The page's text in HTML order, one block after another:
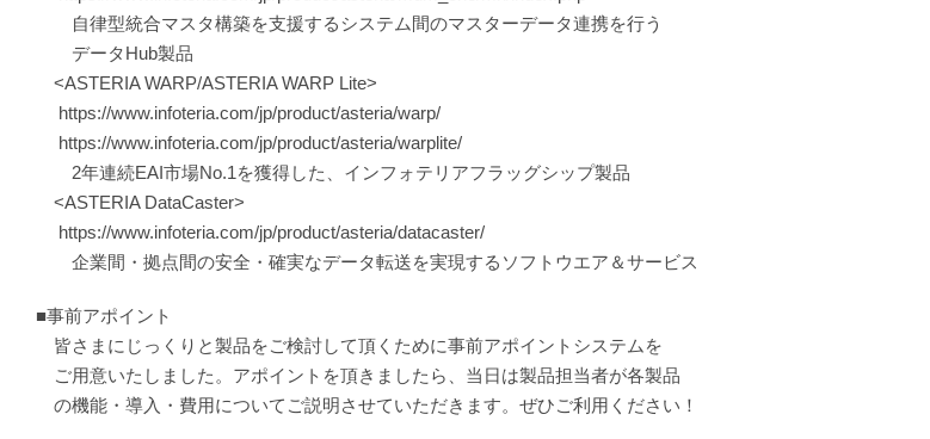
自律型統合マスタ構築を支援するシステム間のマスターデータ連携を行う
データHub製品
<ASTERIA WARP/ASTERIA WARP Lite>
https://www.infoteria.com/jp/product/asteria/warp/
https://www.infoteria.com/jp/product/asteria/warplite/
2年連続EAI市場No.1を獲得した、インフォテリアフラッグシップ製品
<ASTERIA DataCaster>
https://www.infoteria.com/jp/product/asteria/datacaster/
企業間・拠点間の安全・確実なデータ転送を実現するソフトウエア＆サービス
■事前アポイント
皆さまにじっくりと製品をご検討して頂くために事前アポイントシステムを
ご用意いたしました。アポイントを頂きましたら、当日は製品担当者が各製品
の機能・導入・費用についてご説明させていただきます。ぜひご利用ください！